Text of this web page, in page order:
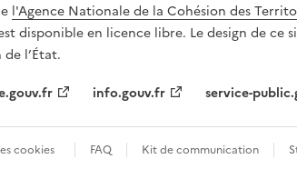
l'Agence Nationale de la Cohésion des
disponible en licence libre. Le design de ce
l’État.
info.gouv.fr service-
cookies FAQ Kit de communication